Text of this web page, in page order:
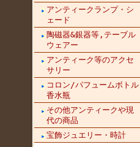
アンティークランプ・シ
ェード
陶磁器&銀器等,テーブル
ウェアー
アンティーク等のアクセ
サリー
コロン/パフュームボトル
香水瓶
その他アンティークや現
代の商品
宝飾ジュエリー・時計